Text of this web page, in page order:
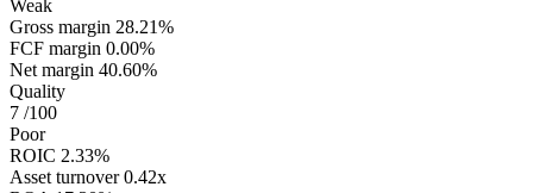
Weak
Gross margin 28.21%
FCF margin 0.00%
Net margin 40.60%
Quality
7 /100
Poor
ROIC 2.33%
Asset turnover 0.42x